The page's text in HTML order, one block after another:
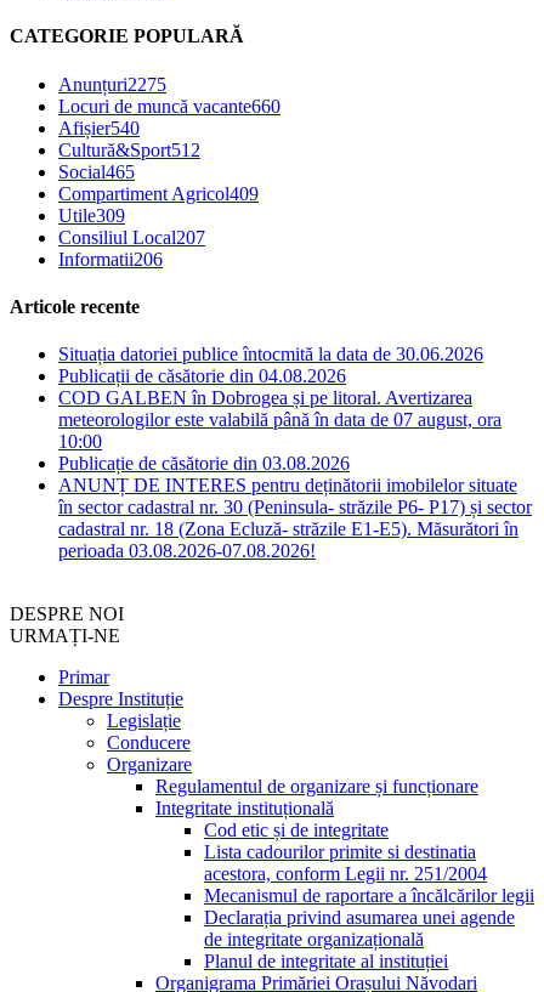
CATEGORIE POPULARĂ
Anunțuri2275
Locuri de muncă vacante660
Afișier540
Cultură&Sport512
Social465
Compartiment Agricol409
Utile309
Consiliul Local207
Informatii206
Articole recente
Situația datoriei publice întocmită la data de 30.06.2026
Publicații de căsătorie din 04.08.2026
COD GALBEN în Dobrogea și pe litoral. Avertizarea
meteorologilor este valabilă până în data de 07 august, ora
10:00
Publicație de căsătorie din 03.08.2026
ANUNȚ DE INTERES pentru deținătorii imobilelor situate
în sector cadastral nr. 30 (Peninsula- străzile P6- P17) și sector
cadastral nr. 18 (Zona Ecluză- străzile E1-E5). Măsurători în
perioada 03.08.2026-07.08.2026!
DESPRE NOI
URMAȚI-NE
Primar
Despre Instituție
Legislație
Conducere
Organizare
Regulamentul de organizare și funcționare
Integritate instituțională
Cod etic și de integritate
Lista cadourilor primite si destinatia
acestora, conform Legii nr. 251/2004
Mecanismul de raportare a încălcărilor legii
Declarația privind asumarea unei agende
de integritate organizațională
Planul de integritate al instituției
Organigrama Primăriei Orașului Năvodari